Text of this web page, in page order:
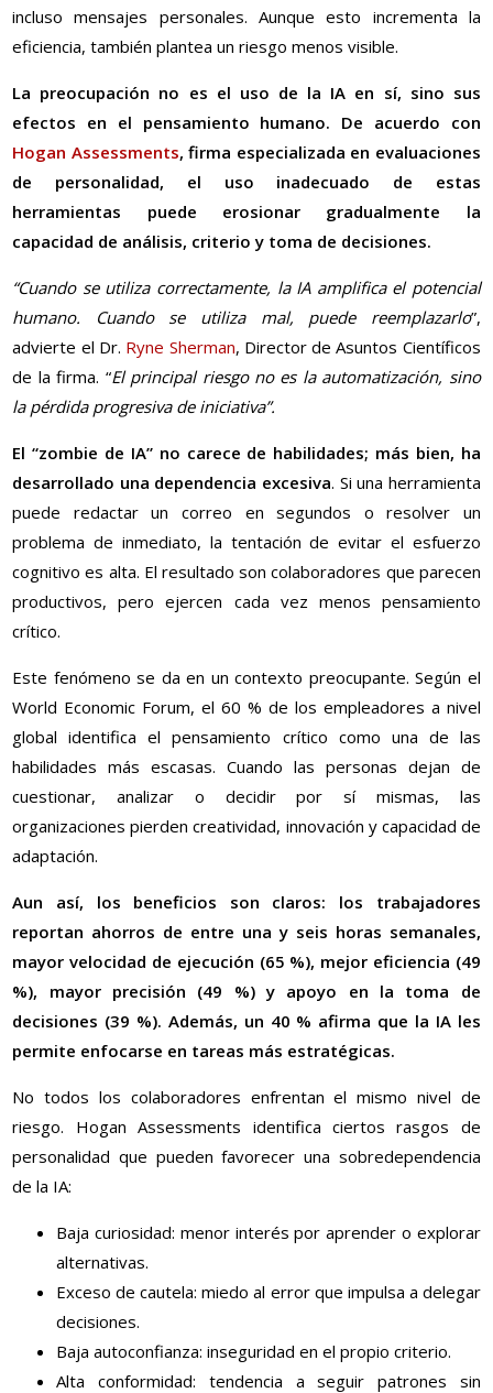
incluso mensajes personales. Aunque esto incrementa la
eficiencia, también plantea un riesgo menos visible.
La preocupación no es el uso de la IA en sí, sino sus
efectos en el pensamiento humano. De acuerdo con
Hogan Assessments, firma especializada en evaluaciones
de personalidad, el uso inadecuado de estas
herramientas puede erosionar gradualmente la
capacidad de análisis, criterio y toma de decisiones.
“Cuando se utiliza correctamente, la IA amplifica el potencial
humano. Cuando se utiliza mal, puede reemplazarlo”,
advierte el Dr. Ryne Sherman, Director de Asuntos Científicos
de la firma. “El principal riesgo no es la automatización, sino
la pérdida progresiva de iniciativa”.
El “zombie de IA” no carece de habilidades; más bien, ha
desarrollado una dependencia excesiva. Si una herramienta
puede redactar un correo en segundos o resolver un
problema de inmediato, la tentación de evitar el esfuerzo
cognitivo es alta. El resultado son colaboradores que parecen
productivos, pero ejercen cada vez menos pensamiento
crítico.
Este fenómeno se da en un contexto preocupante. Según el
World Economic Forum, el 60 % de los empleadores a nivel
global identifica el pensamiento crítico como una de las
habilidades más escasas. Cuando las personas dejan de
cuestionar, analizar o decidir por sí mismas, las
organizaciones pierden creatividad, innovación y capacidad de
adaptación.
Aun así, los beneficios son claros: los trabajadores
reportan ahorros de entre una y seis horas semanales,
mayor velocidad de ejecución (65 %), mejor eficiencia (49
%), mayor precisión (49 %) y apoyo en la toma de
decisiones (39 %). Además, un 40 % afirma que la IA les
permite enfocarse en tareas más estratégicas.
No todos los colaboradores enfrentan el mismo nivel de
riesgo. Hogan Assessments identifica ciertos rasgos de
personalidad que pueden favorecer una sobredependencia
de la IA:
Baja curiosidad: menor interés por aprender o explorar
alternativas.
Exceso de cautela: miedo al error que impulsa a delegar
decisiones.
Baja autoconfianza: inseguridad en el propio criterio.
Alta conformidad: tendencia a seguir patrones sin